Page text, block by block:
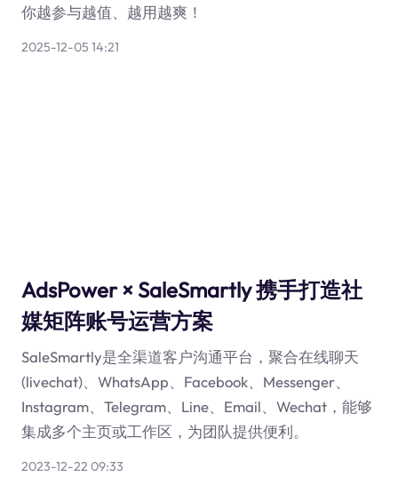
你越参与越值、越用越爽！
2025-12-05 14:21
AdsPower × SaleSmartly 携手打造社
媒矩阵账号运营方案
SaleSmartly是全渠道客户沟通平台，聚合在线聊天
(livechat)、WhatsApp、Facebook、Messenger、
Instagram、Telegram、Line、Email、Wechat，能够
集成多个主页或工作区，为团队提供便利。
2023-12-22 09:33